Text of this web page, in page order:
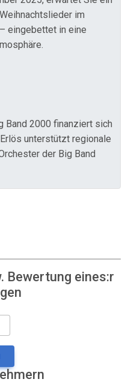
im
eingebettet in eine
Band 2000 finanziert sich
unterstützt regionale
der Big Band
Bewertung eines:r